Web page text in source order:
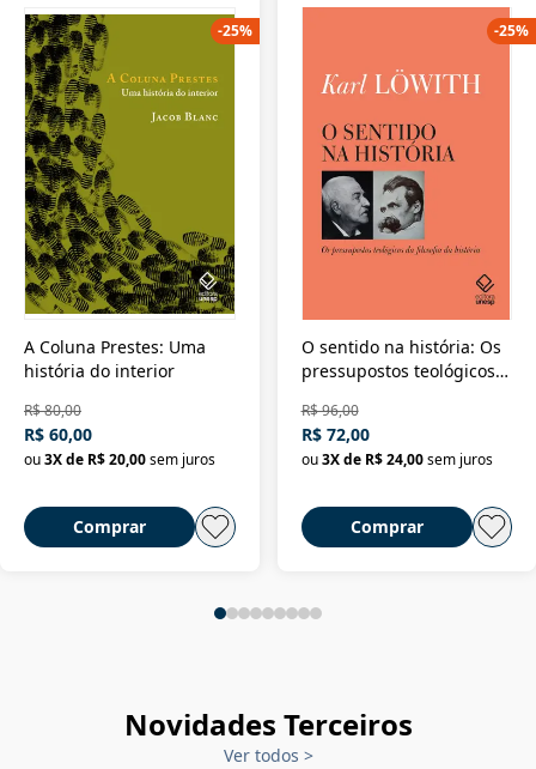
A Coluna Prestes: Uma
história do interior
R$ 80,00
R$ 60,00
ou3X de R$ 20,00sem juros
Comprar
-25%
O sentido na história: Os
pressupostos teológicos
R$ 96,00
R$ 72,00
ou 3X de R$ 24,00 sem juros
Comprar
-25%
Novidades Terceiros
Ver todos >